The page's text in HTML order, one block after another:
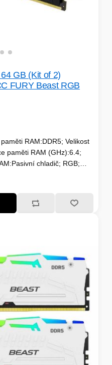
GB (Kit of 2)
FURY Beast RGB
RAM:DDR5; Velikost
paměti RAM (GHz):6.4;
chladič; RGB;